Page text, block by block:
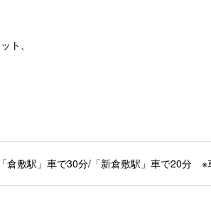
ト、
倉敷駅」車で30分/「新倉敷駅」車で20分 ※